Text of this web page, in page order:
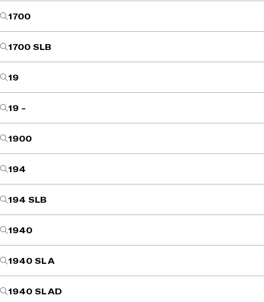
1700
1700 SLB
19
19 -
1900
194
194 SLB
1940
1940 SL A
1940 SL AD